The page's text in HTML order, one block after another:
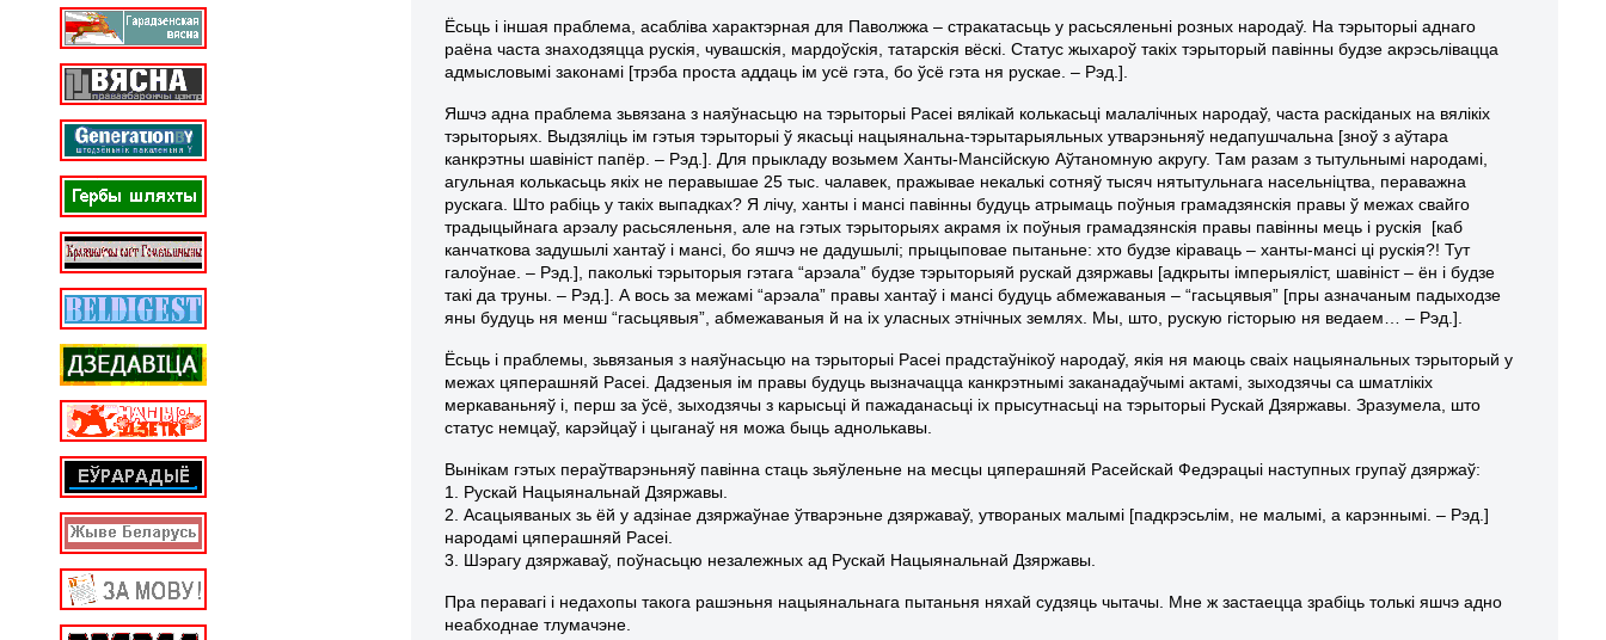
Ёсьць і іншая праблема, асабліва характэрная для Паволжжа – стракатасьць у расьсяленьні розных народаў. На тэрыторыі аднаго
раёна часта знаходзяцца рускія, чувашскія, мардоўскія, татарскія вёскі. Статус жыхароў такіх тэрыторый павінны будзе акрэсьлівацца
адмысловымі законамі [трэба проста аддаць ім усё гэта, бо ўсё гэта ня рускае. – Рэд.].
Яшчэ адна праблема зьвязана з наяўнасьцю на тэрыторыі Расеі вялікай колькасьці малалічных народаў, часта раскіданых на вялікіх
тэрыторыях. Выдзяліць ім гэтыя тэрыторыі ў якасьці нацыянальна-тэрытарыяльных утварэньняў недапушчальна [зноў з аўтара
канкрэтны шавініст папёр. – Рэд.]. Для прыкладу возьмем Ханты-Мансійскую Аўтаномную акругу. Там разам з тытульнымі народамі,
агульная колькасьць якіх не перавышае 25 тыс. чалавек, пражывае некалькі сотняў тысяч нятытульнага насельніцтва, пераважна
рускага. Што рабіць у такіх выпадках? Я лічу, ханты і мансі павінны будуць атрымаць поўныя грамадзянскія правы ў межах свайго
традыцыйнага арэалу расьсяленьня, але на гэтых тэрыторыях акрамя іх поўныя грамадзянскія правы павінны мець і рускія [каб
канчаткова задушылі хантаў і мансі, бо яшчэ не дадушылі; прыцыповае пытаньне: хто будзе кіраваць – ханты-мансі ці рускія?! Тут
галоўнае. – Рэд.], паколькі тэрыторыя гэтага “арэала” будзе тэрыторыяй рускай дзяржавы [адкрыты імперыяліст, шавініст – ён і будзе
такі да труны. – Рэд.]. А вось за межамі “арэала” правы хантаў і мансі будуць абмежаваныя – “гасьцявыя” [пры азначаным падыходзе
яны будуць ня менш “гасьцявыя”, абмежаваныя й на іх уласных этнічных землях. Мы, што, рускую гісторыю ня ведаем… – Рэд.].
Ёсьць і праблемы, зьвязаныя з наяўнасьцю на тэрыторыі Расеі прадстаўнікоў народаў, якія ня маюць сваіх нацыянальных тэрыторый у
межах цяперашняй Расеі. Дадзеныя ім правы будуць вызначацца канкрэтнымі заканадаўчымі актамі, зыходзячы са шматлікіх
меркаваньняў і, перш за ўсё, зыходзячы з карысьці й пажаданасьці іх прысутнасьці на тэрыторыі Рускай Дзяржавы. Зразумела, што
статус немцаў, карэйцаў і цыганаў ня можа быць аднолькавы.
Вынікам гэтых пераўтварэньняў павінна стаць зьяўленьне на месцы цяперашняй Расейскай Федэрацыі наступных групаў дзяржаў:
1. Рускай Нацыянальнай Дзяржавы.
2. Асацыяваных зь ёй у адзінае дзяржаўнае ўтварэньне дзяржаваў, утвораных малымі [падкрэсьлім, не малымі, а карэннымі. – Рэд.]
народамі цяперашняй Расеі.
3. Шэрагу дзяржаваў, поўнасьцю незалежных ад Рускай Нацыянальнай Дзяржавы.
Пра перавагі і недахопы такога рашэньня нацыянальнага пытаньня няхай судзяць чытачы. Мне ж застаецца зрабіць толькі яшчэ адно
неабходнае тлумачэне.